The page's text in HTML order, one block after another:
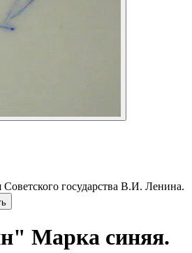
Советского государства В.И. Ленина.
Марка синяя.